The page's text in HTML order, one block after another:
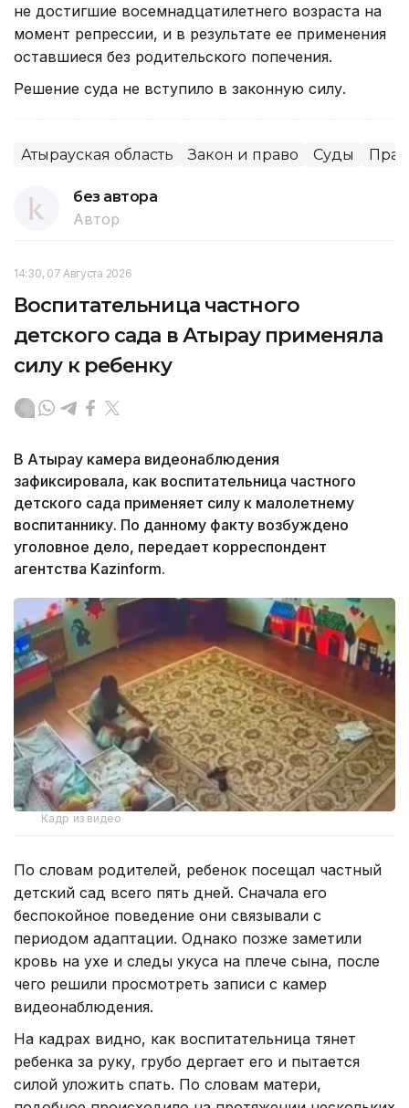
не достигшие восемнадцатилетнего возраста на
момент репрессии, и в результате ее применения
оставшиеся без родительского попечения.
Решение суда не вступило в законную силу.
Атырауская область Закон и право Суды
без автора
Автор
14:30, 07 Августа 2026
Воспитательница частного
детского сада в Атырау применяла
силу к ребенку
В Атырау камера видеонаблюдения
зафиксировала, как воспитательница частного
детского сада применяет силу к малолетнему
воспитаннику. По данному факту возбуждено
уголовное дело, передает корреспондент
агентства Kazinform.
Кадр из видео
По словам родителей, ребенок посещал частный
детский сад всего пять дней. Сначала его
беспокойное поведение они связывали с
периодом адаптации. Однако позже заметили
кровь на ухе и следы укуса на плече сына, после
чего решили просмотреть записи с камер
видеонаблюдения.
На кадрах видно, как воспитательница тянет
ребенка за руку, грубо дергает его и пытается
силой уложить спать. По словам матери,